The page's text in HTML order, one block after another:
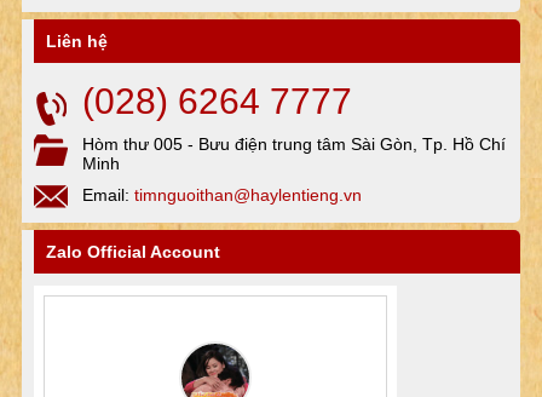
Liên hệ
(028) 6264 7777
Hòm thư 005 - Bưu điện trung tâm Sài Gòn, Tp. Hồ Chí
Minh
Email: timnguoithan@haylentieng.vn
Zalo Official Account